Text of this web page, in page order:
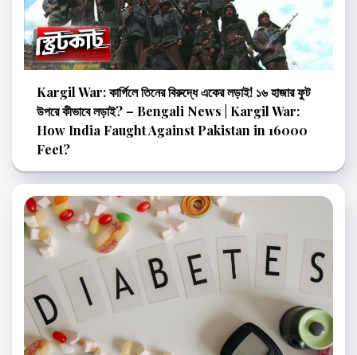
Kargil War: কার্গিলে তিনের বিরুদ্ধে একের লড়াই! ১৬ হাজার ফুট
উপরে কীভাবে লড়াই? – Bengali News | Kargil War:
How India Faught Against Pakistan in 16000
Feet?